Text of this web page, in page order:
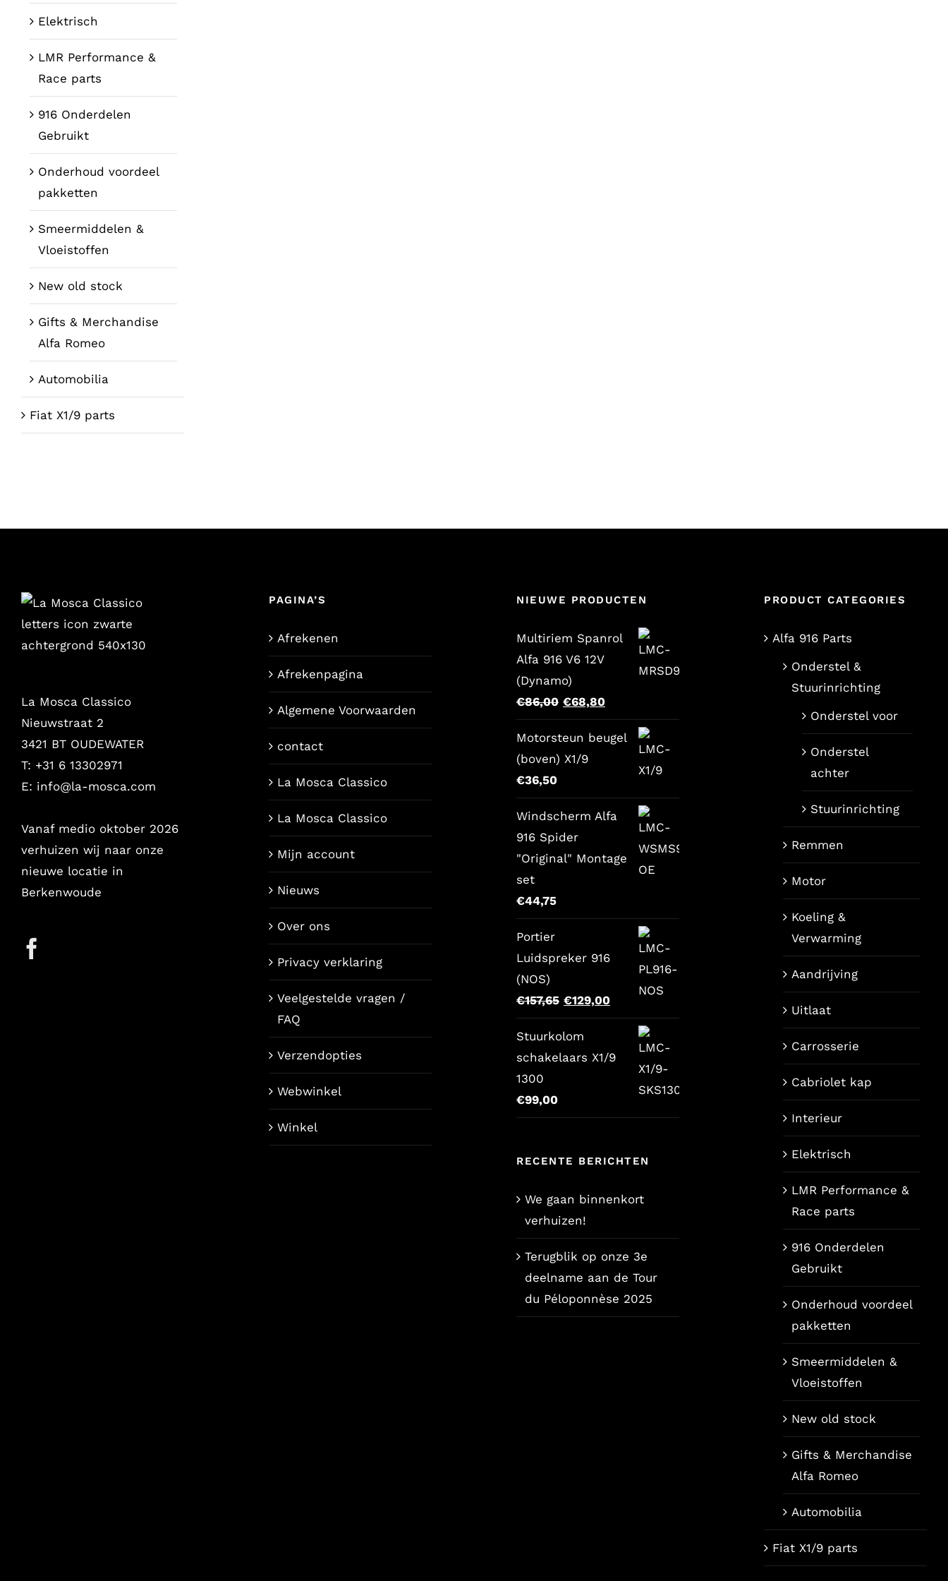
Elektrisch
LMR Performance &
Race parts
916 Onderdelen
Gebruikt
Onderhoud voordeel
pakketten
Smeermiddelen &
Vloeistoffen
New old stock
Gifts & Merchandise
Alfa Romeo
Automobilia
Fiat X1/9 parts
La Mosca Classico
Nieuwstraat 2
3421 BT OUDEWATER
T: +31 6 13302971
E: info@la-mosca.com
Vanaf medio oktober 2026
verhuizen wij naar onze
nieuwe locatie in
Berkenwoude
PAGINA’S
Afrekenen
Afrekenpagina
Algemene Voorwaarden
contact
La Mosca Classico
La Mosca Classico
Mijn account
Nieuws
Over ons
Privacy verklaring
Veelgestelde vragen /
FAQ
Verzendopties
Webwinkel
Winkel
NIEUWE PRODUCTEN
Multiriem Spanrol
Alfa 916 V6 12V
(Dynamo)
€86,00 Oorspronkelijke
prijs
was:
€86,00.
€68,80Huidige
prijs
is:
€68,80.
Motorsteun beugel
(boven) X1/9
€36,50
Windscherm Alfa
916 Spider
"Original" Montage
set
€44,75
Portier
Luidspreker 916
(NOS)
€157,65 Oorspronkelijke
prijs
was:
€157,65.
€129,00Huidige
prijs
€129,00.
Stuurkolom
schakelaars X1/9
1300
€99,00
RECENTE BERICHTEN
We gaan binnenkort
verhuizen!
Terugblik op onze 3e
deelname aan de Tour
du Péloponnèse 2025
PRODUCT CATEGORIES
Alfa 916 Parts
Onderstel &
Stuurinrichting
Onderstel voor
Onderstel
achter
Stuurinrichting
Remmen
Motor
Koeling &
Verwarming
Aandrijving
Uitlaat
Carrosserie
Cabriolet kap
Interieur
Elektrisch
LMR Performance &
Race parts
916 Onderdelen
Gebruikt
Onderhoud voordeel
pakketten
Smeermiddelen &
Vloeistoffen
New old stock
Gifts & Merchandise
Alfa Romeo
Automobilia
Fiat X1/9 parts
Français